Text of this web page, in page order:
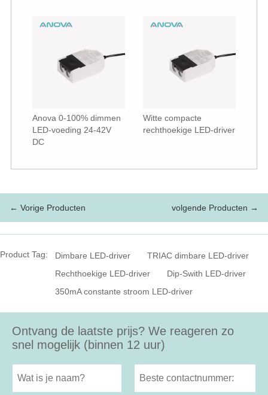
Anova 0-100% dimmen
LED-voeding 24-42V
DC
Witte compacte
rechthoekige LED-driver
← Vorige Producten volgende Producten →
Product Tag: Dimbare LED-driver
TRIAC dimbare LED-driver
Rechthoekige LED-driver
Dip-Swith LED-driver
350mA constante stroom LED-driver
Ontvang de laatste prijs? We reageren zo
snel mogelijk (binnen 12 uur)